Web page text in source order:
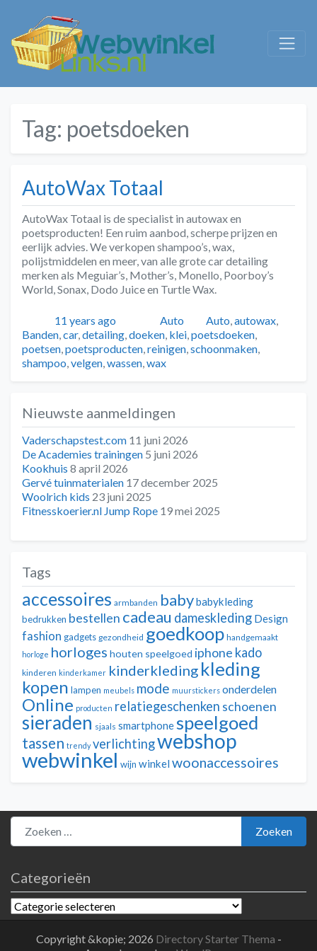
Tag: poetsdoeken
AutoWax Totaal
AutoWax Totaal is de specialist in autowax en
poetsproducten! Een ruim aanbod, scherpe prijzen en
eerlijk advies. We verkopen shampoo’s, wax,
polijstmiddelen en meer, van alle grote car detailing
merken als Meguiar’s, Mother’s, Monello, Poorboy’s
World, Sonax, Dodo Juice en Turtle Wax.
Geplaatst
11 years ago AuteurCategorieën
Auto Tags
Auto autowax
Banden car, detailing doeken klei poetsdoeken
poetsen poetsproducten reinigen schoonmaken
shampoo velgen wassen wax
Nieuwste aanmeldingen
Vaderschapstest.com 11 juni 2026
De Academies trainingen 5 juni 2026
Kookhuis 8 april 2026
Gervé tuinmaterialen 17 december 2025
Woolrich kids 23 juni 2025
Fitnesskoerier.nl Jump Rope 19 mei 2025
Tags
accessoires armbanden babybabykleding
bedrukken bestellen cadeau dameskleding Design
fashion gadgets gezondheid goedkoop handgemaakt
horloge horloges houten speelgoed iphone kado
kinderen kinderkamer kinderkleding kleding
kopen lampen meubels mode muurstickers onderdelen
Online producten relatiegeschenken schoenen
sieraden sjaals smartphonespeelgoed
tassen trendy verlichtingwebshop
webwinkel wijn winkelwoonaccessoires
Zoeken naar:
Zoeken
Categorieën
Categorieën
Copyright &kopie; 2026 Directory Starter Thema -